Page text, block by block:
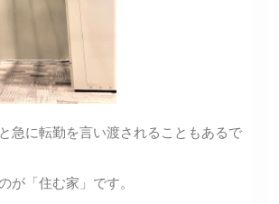
急に転勤を言い渡されることもあるで
が「住む家」です。